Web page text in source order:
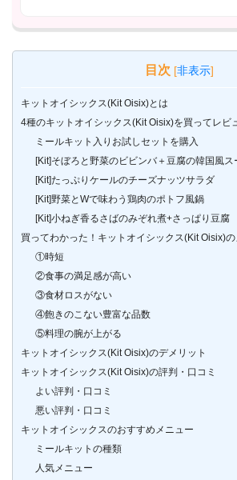
目次 [非表示]
キットオイシックス(Kit Oisix)とは
4種のキットオイシックス(Kit Oisix)を買ってレビ
ミールキット入りお試しセットを購入
[Kit]そぼろと野菜のビビンバ＋豆腐の韓国風ス
[Kit]たっぷりケールのチーズナッツサラダ
[Kit]野菜とWで味わう鶏肉のポトフ風鍋
[Kit]小ねぎ香るさばのみぞれ煮+さっぱり豆
買ってわかった！キットオイシックス(Kit Oisix)の
①時短
②食事の満足感が高い
③食材ロスがない
④飽きのこない豊富な品数
⑤料理の腕が上がる
キットオイシックス(Kit Oisix)のデメリット
キットオイシックス(Kit Oisix)の評判・口コミ
よい評判・口コミ
悪い評判・口コミ
キットオイシックスのおすすめメニュー
ミールキットの種類
人気メニュー